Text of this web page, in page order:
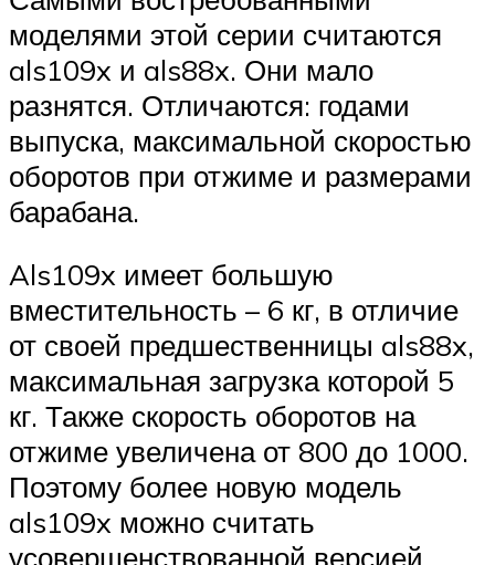
моделями этой серии считаются
als109x и als88x. Они мало
разнятся. Отличаются: годами
выпуска, максимальной скоростью
оборотов при отжиме и размерами
барабана.
Als109x имеет большую
вместительность – 6 кг, в отличие
от своей предшественницы als88x,
максимальная загрузка которой 5
кг. Также скорость оборотов на
отжиме увеличена от 800 до 1000.
Поэтому более новую модель
als109x можно считать
усовершенствованной версией